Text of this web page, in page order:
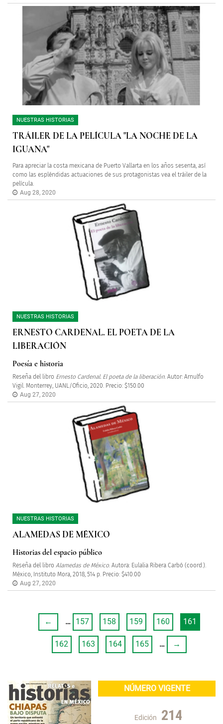
NUESTRAS HISTORIAS
TRÁILER DE LA PELÍCULA "LA NOCHE DE LA
IGUANA"
Para apreciar la costa mexicana de Puerto Vallarta en los años sesenta, así
como las espléndidas actuaciones de sus protagonistas vea el tráiler de la
película.
Aug 28, 2020
NUESTRAS HISTORIAS
ERNESTO CARDENAL. EL POETA DE LA
LIBERACIÓN
Poesía e historia
Reseña del libro Ernesto Cardenal. El poeta de la liberación. Autor: Arnulfo
Vigil. Monterrey, UANL/Oficio, 2020. Precio: $150.00
Aug 27, 2020
NUESTRAS HISTORIAS
ALAMEDAS DE MÉXICO
Historias del espacio público
Reseña del libro Alamedas de México. Autora: Eulalia Ribera Carbó (coord.).
México, Instituto Mora, 2018, 514 p. Precio: $410.00
Aug 27, 2020
← … 157 158 159 160 161
162 163 164 165 … →
NÚMERO VIGENTE
Edición 214